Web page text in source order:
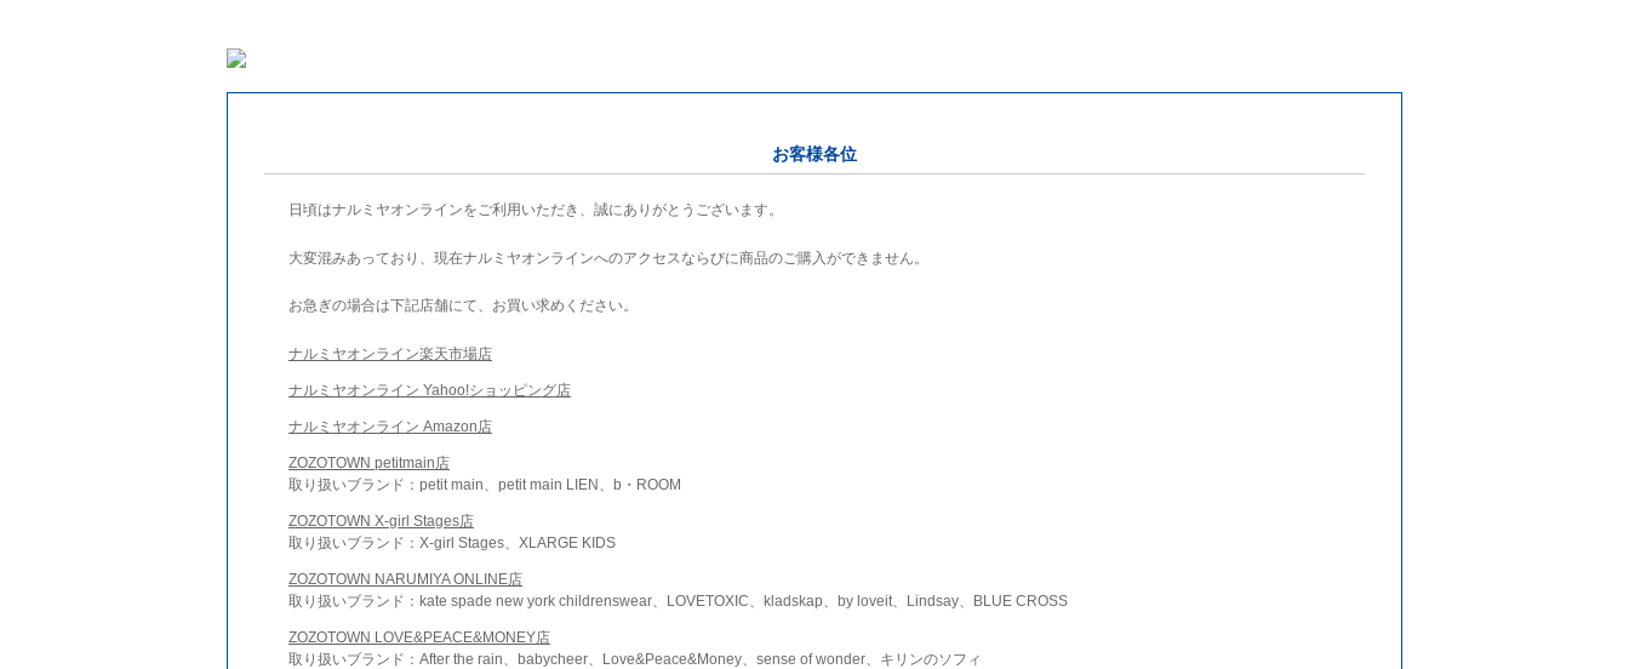
お客様各位
日頃はナルミヤオンラインをご利用いただき、誠にありがとうございます。
大変混みあっており、現在ナルミヤオンラインへのアクセスならびに商品のご購入ができません。
お急ぎの場合は下記店舗にて、お買い求めください。
ナルミヤオンライン楽天市場店
ナルミヤオンライン Yahoo!ショッピング店
ナルミヤオンライン Amazon店
ZOZOTOWN petitmain店
取り扱いブランド：petit main、petit main LIEN、b・ROOM
ZOZOTOWN X-girl Stages店
取り扱いブランド：X-girl Stages、XLARGE KIDS
ZOZOTOWN NARUMIYA ONLINE店
取り扱いブランド：kate spade new york childrenswear、LOVETOXIC、kladskap、by loveit、Lindsay、BLUE CROSS
ZOZOTOWN LOVE&PEACE&MONEY店
取り扱いブランド：After the rain、babycheer、Love&Peace&Money、sense of wonder、キリンのソフィ